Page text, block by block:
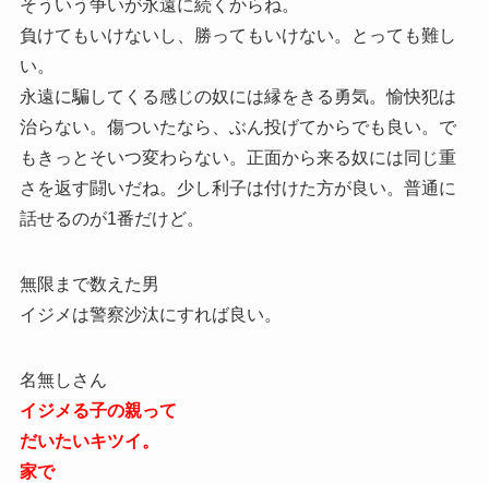
そういう争いが永遠に続くからね。
負けてもいけないし、勝ってもいけない。とっても難し
い。
永遠に騙してくる感じの奴には縁をきる勇気。愉快犯は
治らない。傷ついたなら、ぶん投げてからでも良い。で
もきっとそいつ変わらない。正面から来る奴には同じ重
さを返す闘いだね。少し利子は付けた方が良い。普通に
話せるのが1番だけど。
無限まで数えた男
イジメは警察沙汰にすれば良い。
名無しさん
イジメる子の親って
だいたいキツイ。
家で